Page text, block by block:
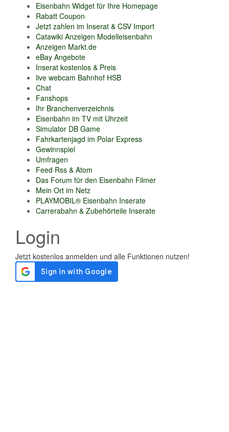
Eisenbahn Widget für Ihre Homepage
Rabatt Coupon
Jetzt zahlen im Inserat & CSV Import
Catawiki Anzeigen Modelleisenbahn
Anzeigen Markt.de
eBay Angebote
Inserat kostenlos & Preis
live webcam Bahnhof HSB
Chat
Fanshops
Ihr Branchenverzeichnis
Eisenbahn im TV mit Uhrzeit
Simulator DB Game
Fahrkartenjagd im Polar Express
Gewinnspiel
Umfragen
Feed Rss & Atom
Das Forum für den Eisenbahn Filmer
Mein Ort im Netz
PLAYMOBIL® Eisenbahn Inserate
Carrerabahn & Zubehörteile Inserate
Login